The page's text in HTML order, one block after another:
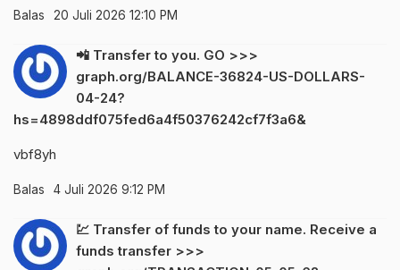
Balas 20 Juli 2026 12:10 PM
📲 Transfer to you. GO >>>
graph.org/BALANCE-36824-US-DOLLARS-
04-24?
hs=4898ddf075fed6a4f50376242cf7f3a6&
vbf8yh
Balas 4 Juli 2026 9:12 PM
💹 Transfer of funds to your name. Receive a
funds transfer >>>